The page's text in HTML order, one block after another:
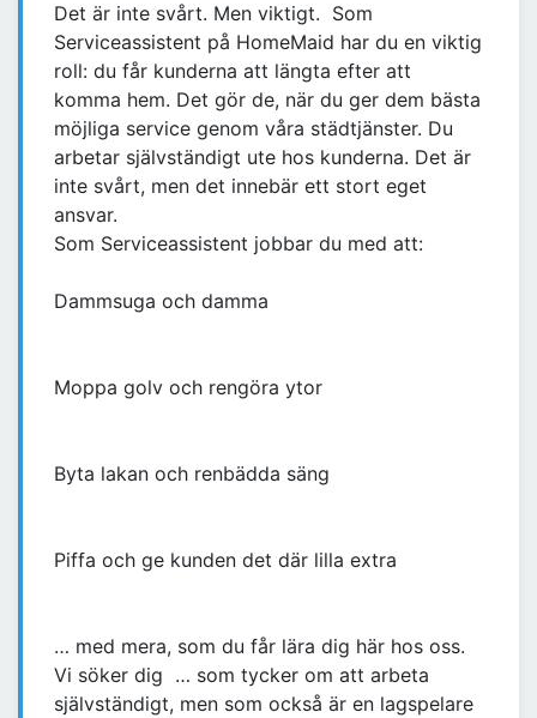
Det är inte svårt. Men viktigt. Som
Serviceassistent på HomeMaid har du en viktig
roll: du får kunderna att längta efter att
komma hem. Det gör de, när du ger dem bästa
möjliga service genom våra städtjänster. Du
arbetar självständigt ute hos kunderna. Det är
inte svårt, men det innebär ett stort eget
ansvar.
Som Serviceassistent jobbar du med att:
Dammsuga och damma
Moppa golv och rengöra ytor
Byta lakan och renbädda säng
Piffa och ge kunden det där lilla extra
… med mera, som du får lära dig här hos oss.
Vi söker dig … som tycker om att arbeta
självständigt, men som också är en lagspelare